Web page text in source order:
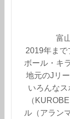
富
2019年まで
ボール・キ
地元のJリ
いろんな
（
ル（アラン